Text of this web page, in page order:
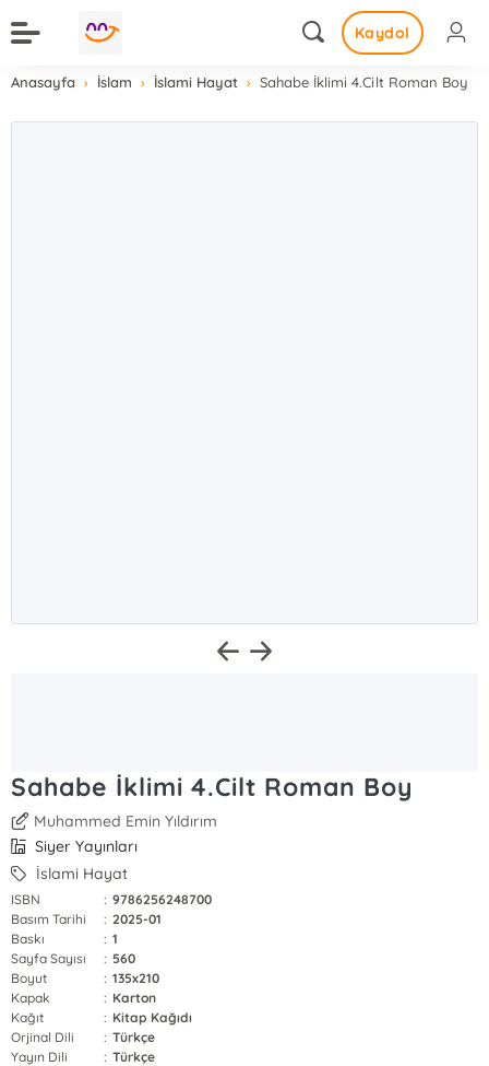
Kaydol
Anasayfa İslam İslami Hayat Sahabe İklimi 4.Cilt Roman Boy
Sahabe İklimi 4.Cilt Roman Boy
Muhammed Emin Yıldırım
Siyer Yayınları
İslami Hayat
ISBN : 9786256248700
Basım Tarihi
: 2025-01
Baskı
: 1
Sayfa Sayısı
: 560
Boyut
: 135x210
Kapak
: Karton
Kağıt
: Kitap Kağıdı
Orjinal Dili
: Türkçe
Yayın Dili
: Türkçe